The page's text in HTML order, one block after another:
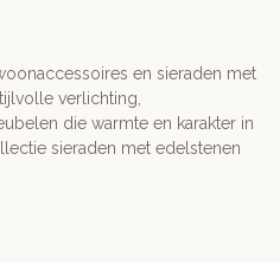
en sieraden met
verlichting,
die warmte en karakter in
sieraden met edelstenen